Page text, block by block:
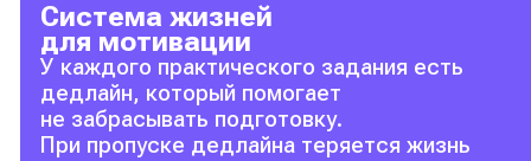
Система жизней
для мотивации
У каждого практического задания есть
дедлайн, который помогает
не забрасывать подготовку.
При пропуске дедлайна теряется жизнь